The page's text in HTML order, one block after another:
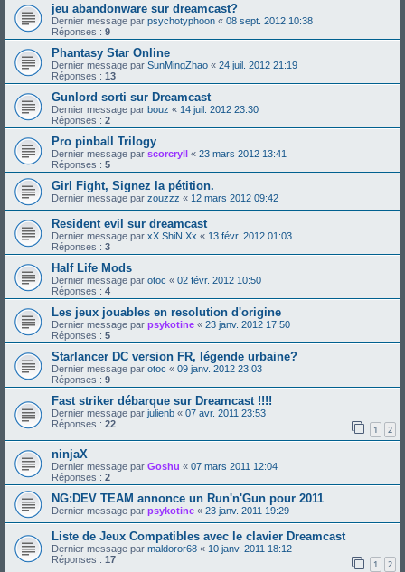
jeu abandonware sur dreamcast?
Dernier message par psychotyphoon « 08 sept. 2012 10:38
Réponses : 9
Phantasy Star Online
Dernier message par SunMingZhao « 24 juil. 2012 21:19
Réponses : 13
Gunlord sorti sur Dreamcast
Dernier message par bouz « 14 juil. 2012 23:30
Réponses : 2
Pro pinball Trilogy
Dernier message par scorcryll « 23 mars 2012 13:41
Réponses : 5
Girl Fight, Signez la pétition.
Dernier message par zouzzz « 12 mars 2012 09:42
Resident evil sur dreamcast
Dernier message par xX ShiN Xx « 13 févr. 2012 01:03
Réponses : 3
Half Life Mods
Dernier message par otoc « 02 févr. 2012 10:50
Réponses : 4
Les jeux jouables en resolution d'origine
Dernier message par psykotine « 23 janv. 2012 17:50
Réponses : 5
Starlancer DC version FR, légende urbaine?
Dernier message par otoc « 09 janv. 2012 23:03
Réponses : 9
Fast striker débarque sur Dreamcast !!!!
Dernier message par julienb « 07 avr. 2011 23:53
Réponses : 22 1 2
ninjaX
Dernier message par Goshu « 07 mars 2011 12:04
Réponses : 2
NG:DEV TEAM annonce un Run'n'Gun pour 2011
Dernier message par psykotine « 23 janv. 2011 19:29
Liste de Jeux Compatibles avec le clavier Dreamcast
Dernier message par maldoror68 « 10 janv. 2011 18:12
Réponses : 17 1 2